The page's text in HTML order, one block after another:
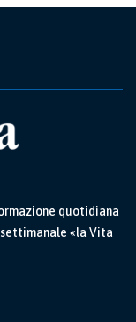
quotidiana
«la Vita